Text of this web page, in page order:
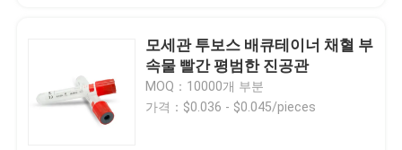
모세관 투보스 배큐테이너 채혈 부
속물 빨간 평범한 진공관
MOQ：10000개 부분
가격：$0.036 - $0.045/pieces